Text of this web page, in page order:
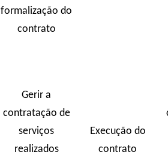
formalização do
contrato
Gerir a
contratação de
serviços
realizados
Execução do
contrato